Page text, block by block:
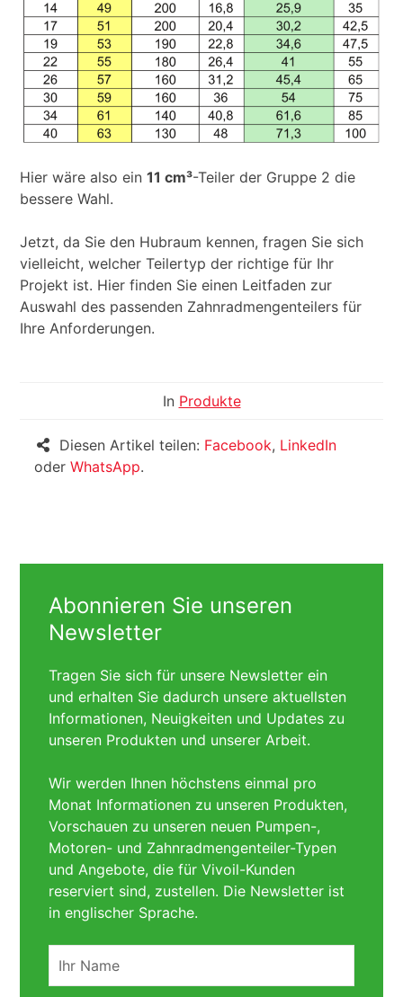
Hier wäre also ein11 cm³-Teiler der Gruppe 2 die
bessere Wahl.
Jetzt, da Sie den Hubraum kennen, fragen Sie sich
vielleicht, welcher Teilertyp der richtige für Ihr
Projekt ist. Hier finden Sie einen Leitfaden zur
Auswahl des passenden Zahnradmengenteilers für
Ihre Anforderungen.
In Produkte
Diesen Artikel teilen: Facebook, LinkedIn
oderWhatsApp.
Abonnieren Sie unseren
Newsletter
Tragen Sie sich für unsere Newsletter ein
und erhalten Sie dadurch unsere aktuellsten
Informationen, Neuigkeiten und Updates zu
unseren Produkten und unserer Arbeit.
Wir werden Ihnen höchstens einmal pro
Monat Informationen zu unseren Produkten,
Vorschauen zu unseren neuen Pumpen-,
Motoren- und Zahnradmengenteiler-Typen
und Angebote, die für Vivoil-Kunden
reserviert sind, zustellen. Die Newsletter ist
in englischer Sprache.
Name